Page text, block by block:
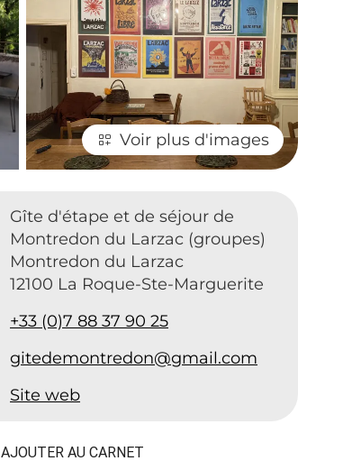
Voir plus d'images
Gîte d'étape et de séjour de
Montredon du Larzac (groupes)
Montredon du Larzac
12100 La Roque-Ste-Marguerite
+33 (0)7 88 37 90 25
gitedemontredon@gmail.com
Site web
AJOUTER AU CARNET